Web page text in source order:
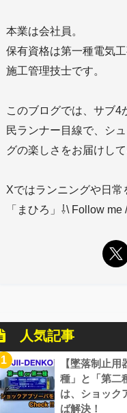
本業は会社員。
保有資格は第一種電気
施工管理技士です。
このブログでは、サブ4
民ランナー目線で、シ
グの楽しさをお届けして
Xではランニングや日常
「まひろ」⇩\ Follow me
人気記事
1
【墜落制止
種」と「第二
は、ショック
ば解決！